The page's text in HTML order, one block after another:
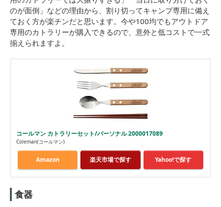
のが面倒」などの理由から、割り切ってキャンプ専用に備え
ておく方が楽チンだと思います。今や100均でもアウトドア
専用のカトラリーが購入できるので、意外と低コストで一式
揃えられますよ。
コールマン カトラリーセット/パーソナル 2000017089
Coleman(コールマン)
Amazon 楽天市場で探す Yahoo!で探す
食器